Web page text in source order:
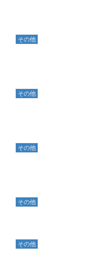
その他
その他
その他
その他
その他